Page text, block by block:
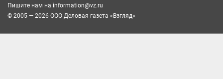
Пишите нам на information@vz.ru
© 2005 — 2026 ООО Деловая газета «Взгляд»